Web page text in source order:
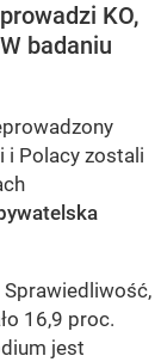
KO,
badaniu
i Polacy zostali
Sprawiedliwość,
16,9 proc.
jest